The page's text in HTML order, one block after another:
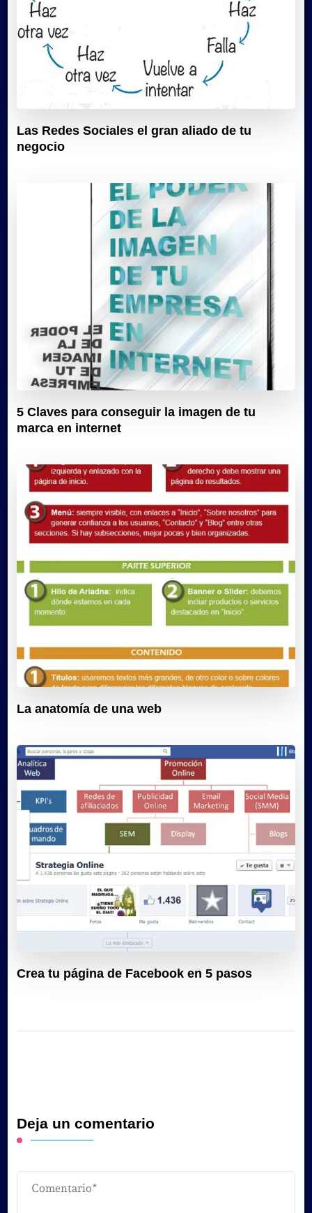
Las Redes Sociales el gran aliado de tu
negocio
5 Claves para conseguir la imagen de tu
marca en internet
La anatomía de una web
Crea tu página de Facebook en 5 pasos
Deja un comentario